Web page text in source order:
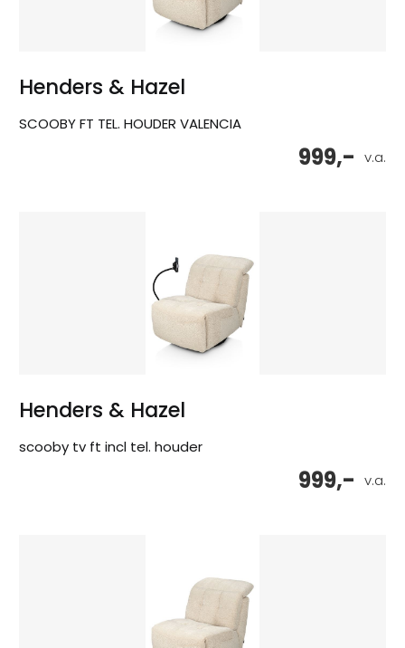
Henders & Hazel
SCOOBY FT TEL. HOUDER VALENCIA
v.a.
999,-
Henders & Hazel
scooby tv ft incl tel. houder
v.a.
999,-